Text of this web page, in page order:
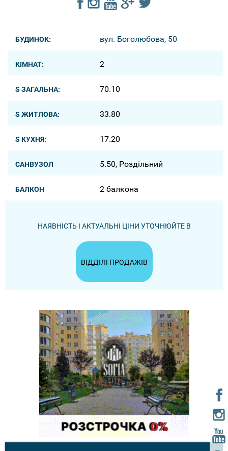
БУДИНОК: вул. Боголюбова, 50
КІМНАТ: 2
S ЗАГАЛЬНА: 70.10
S ЖИТЛОВА: 33.80
S КУХНЯ: 17.20
САНВУЗОЛ 5.50, Роздільний
БАЛКОН 2 балкона
НАЯВНІСТЬ І АКТУАЛЬНІ ЦІНИ УТОЧНЮЙТЕ В
ВІДДІЛІ ПРОДАЖІВ